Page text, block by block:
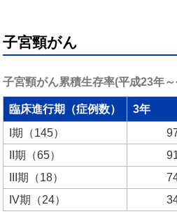
子宮頸がん
子宮頸がん累積生存率(平成23年
臨床進行期（症例数） 3年
I期（145）
II期（65）
III期（18）
IV期（24）